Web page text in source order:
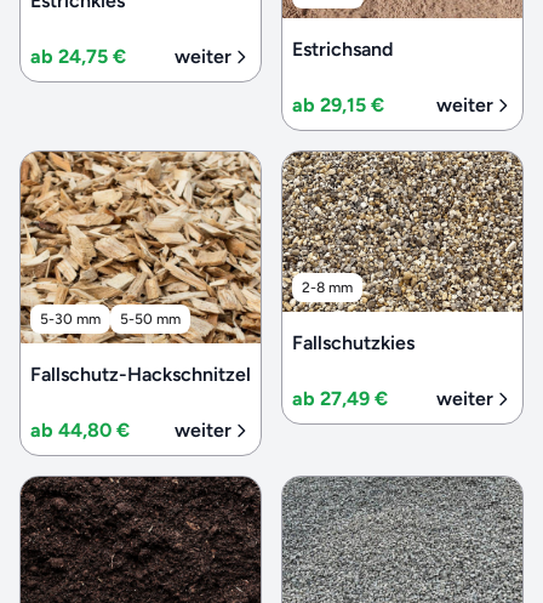
ab 24,75 € weiter Estrichsand
ab 29,15 € weiter
5-30 mm 5-50 mm
Fallschutz-Hackschnitzel
ab 44,80 € weiter
2-8 mm
Fallschutzkies
ab 27,49 € weiter